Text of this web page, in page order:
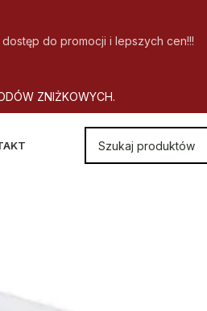
do promocji i lepszych cen!!!
DÓW ZNIŻKOWYCH.